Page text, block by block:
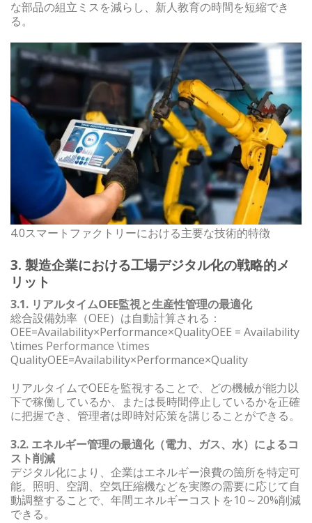
な部品の組立ミスを減らし、新人教育の時間を短縮でき
る。
4.0スマートファクトリーにおける主要な技術的特徴
3. 製造企業における工場デジタル化の戦略的メ
リット
3.1. リアルタイムOEE監視と生産性管理の最適化
総合設備効率（OEE）は自動計算される：
OEE=Availability×Performance×QualityOEE = Availability
\times Performance \times
QualityOEE=Availability×Performance×Quality
リアルタイムでOEEを監視することで、どの機械が能力以
下で稼働しているか、または長時間停止しているかを正確
に把握でき、管理者は即時対応策を講じることができる。
3.2. エネルギー管理の最適化（電力、ガス、水）によるコ
スト削減
デジタル化により、企業はエネルギー浪費の箇所を特定可
能。照明、空調、空気圧縮機などを実際の需要に応じて自
動調整することで、年間エネルギーコストを10～20%削減
できる。